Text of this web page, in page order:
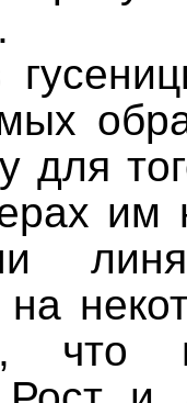
для
им
на
что